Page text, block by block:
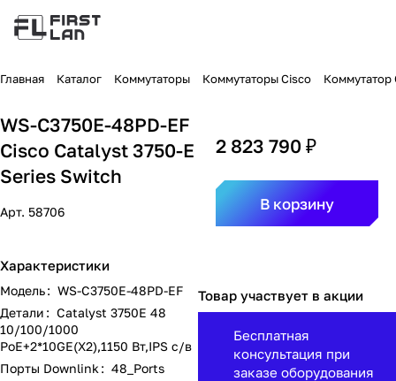
Главная Каталог Коммутаторы Коммутаторы Cisco Коммутатор
WS-C3750E-48PD-EF
Cisco Catalyst 3750-E
Series Switch
Арт. 58706
Характеристики
Модель: WS-C3750E-48PD-EF
Детали: Catalyst 3750E 48
10/100/1000
PoE+2*10GE(X2),1150 Вт,IPS с/в
Порты Downlink: 48_Ports
2 823 790 ₽
В корзину
Товар участвует в акции
Бесплатная
консультация при
заказе оборудования